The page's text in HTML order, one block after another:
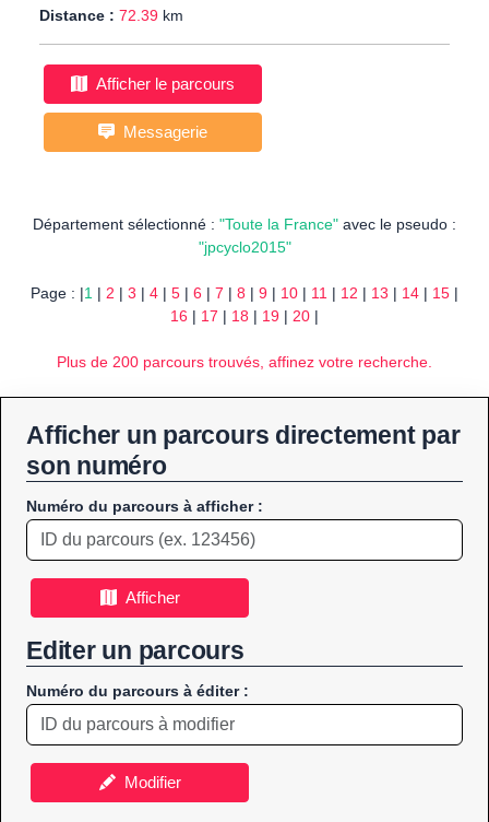
Distance : 72.39 km
Afficher le parcours
Messagerie
Département sélectionné : "Toute la France" avec le pseudo :
"jpcyclo2015"
Page : |1 | 2 | 3 | 4 | 5 | 6 | 7 | 8 | 9 | 10 | 11 | 12 | 13 | 14 | 15 |
16 | 17 | 18 | 19 | 20 |
Plus de 200 parcours trouvés, affinez votre recherche.
Afficher un parcours directement par
son numéro
Numéro du parcours à afficher :
Afficher
Editer un parcours
Numéro du parcours à éditer :
Modifier